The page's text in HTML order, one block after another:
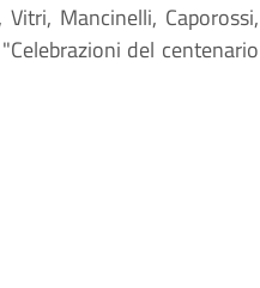
Mancinelli, Caporossi,
del centenario